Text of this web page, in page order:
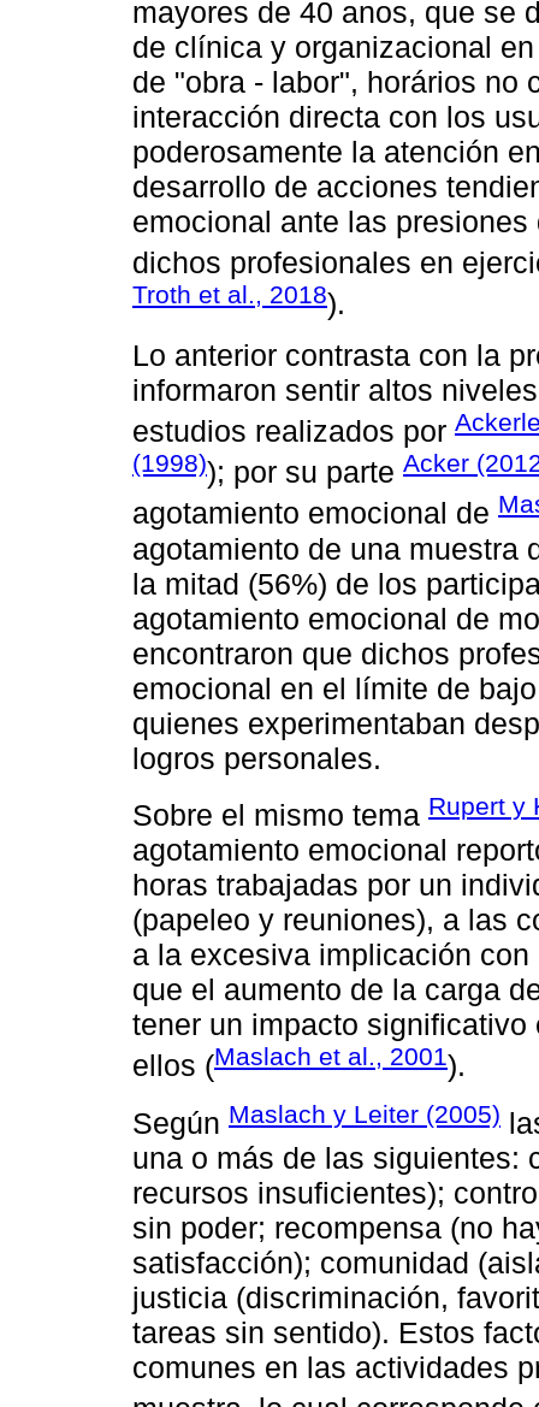
mayores de 40 anos, que se
de clínica y organizacional
de "obra - labor", horários no
interacción directa con los
poderosamente la atención
desarrollo de acciones
emocional ante las
dichos profesionales en
Troth et al., 2018).
Lo anterior contrasta con la
informaron sentir altos
estudios realizados por
(1998)); por su parte Acker
agotamiento emocional de
agotamiento de una muestra
la mitad (56%) de los
agotamiento emocional de
encontraron que dichos
emocional en el límite de
quienes experimentaban
logros personales.
Sobre el mismo tema Rupert y
agotamiento emocional
horas trabajadas por un
(papeleo y reuniones), a las
a la excesiva implicación
que el aumento de la carga
tener un impacto
ellos (Maslach et al., 2001).
Según Maslach y Leiter (2005)
una o más de las siguientes:
recursos insuficientes);
sin poder; recompensa (no
satisfacción); comunidad
justicia (discriminación,
tareas sin sentido). Estos
comunes en las actividades